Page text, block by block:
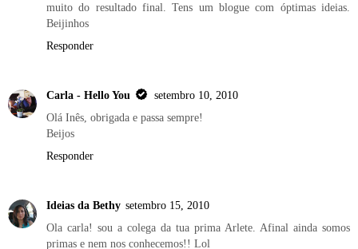
muito do resultado final. Tens um blogue com óptimas ideias.
Beijinhos
Responder
Carla - Hello You
setembro 10, 2010
Olá Inês, obrigada e passa sempre!
Beijos
Responder
Ideias da Bethy setembro 15, 2010
Ola carla! sou a colega da tua prima Arlete. Afinal ainda somos
primas e nem nos conhecemos!! Lol